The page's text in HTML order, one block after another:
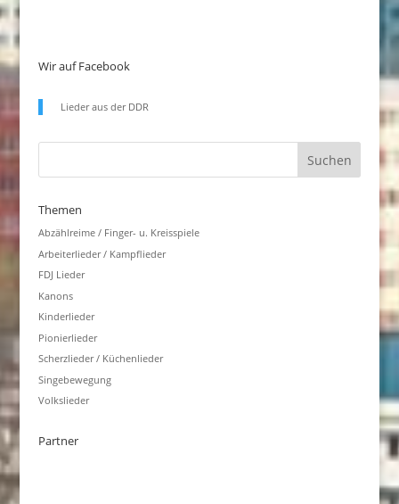
Wir auf Facebook
Lieder aus der DDR
Themen
Abzählreime / Finger- u. Kreisspiele
Arbeiterlieder / Kampflieder
FDJ Lieder
Kanons
Kinderlieder
Pionierlieder
Scherzlieder / Küchenlieder
Singebewegung
Volkslieder
Partner